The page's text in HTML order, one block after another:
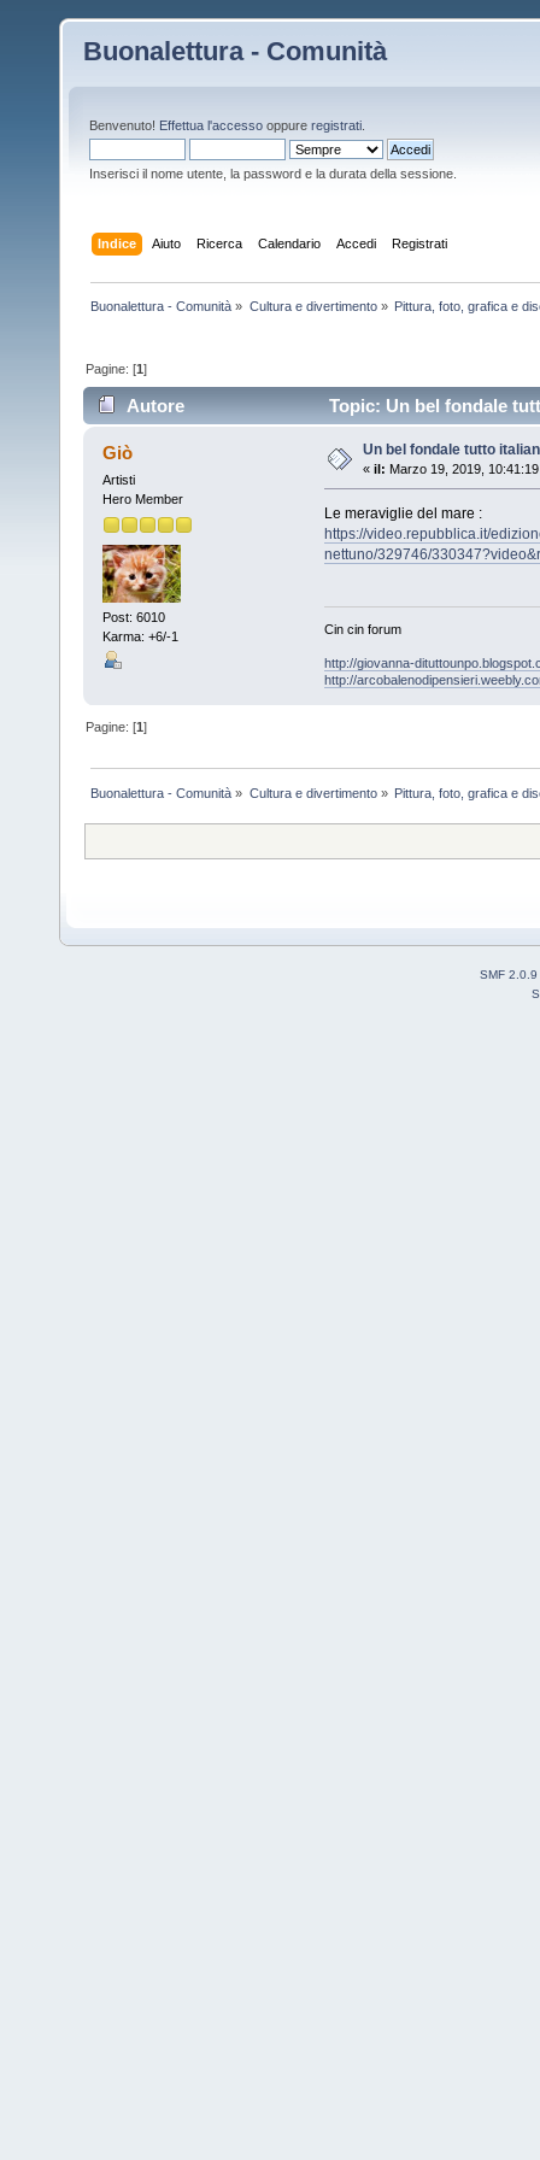
Buonalettura - Comunità
Benvenuto! Effettua l'accesso oppure registrati
Inserisci il nome utente, la password e la durata della sessione.
Indice Aiuto Ricerca Calendario Accedi Registrati
Buonalettura - Comunità » Cultura e divertimento» Pittura, foto, grafica e
Pagine: [1]
Autore Topic: Un bel fondale
Giò
Artisti
Hero Member
Post: 6010
Karma: +6/-1
Un bel fondale tutto
« il: Marzo 19, 2019,
Le meraviglie del mare :
https://video.repubblica.it/
nettuno/329746/
Cin cin forum
http://giovanna-
http://
Pagine: [1]
Buonalettura - Comunità » Cultura e divertimento» Pittura, foto, grafica e
SMF 2.0.9